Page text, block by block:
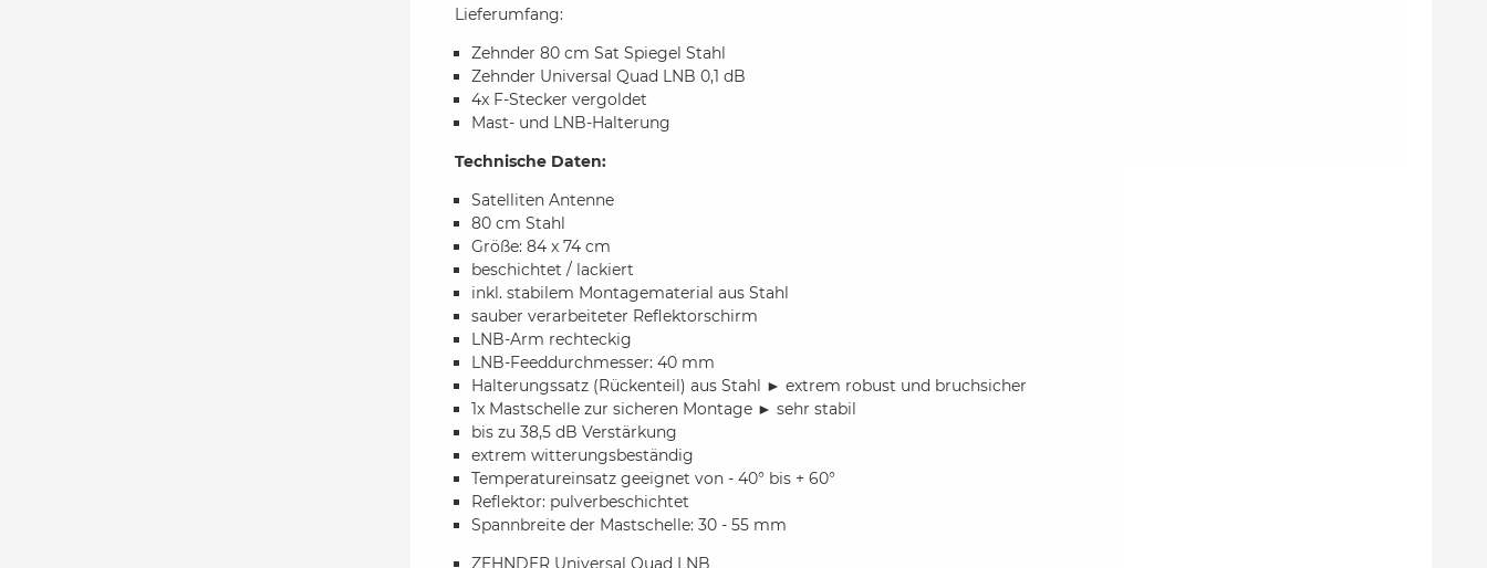
Lieferumfang:
Zehnder 80 cm Sat Spiegel Stahl
Zehnder Universal Quad LNB 0,1 dB
4x F-Stecker vergoldet
Mast- und LNB-Halterung
Technische Daten:
Satelliten Antenne
80 cm Stahl
Größe: 84 x 74 cm
beschichtet / lackiert
inkl. stabilem Montagematerial aus Stahl
sauber verarbeiteter Reflektorschirm
LNB-Arm rechteckig
LNB-Feeddurchmesser: 40 mm
Halterungssatz (Rückenteil) aus Stahl ► extrem robust und bruchsicher
1x Mastschelle zur sicheren Montage ► sehr stabil
bis zu 38,5 dB Verstärkung
extrem witterungsbeständig
Temperatureinsatz geeignet von - 40° bis + 60°
Reflektor: pulverbeschichtet
Spannbreite der Mastschelle: 30 - 55 mm
ZEHNDER Universal Quad LNB